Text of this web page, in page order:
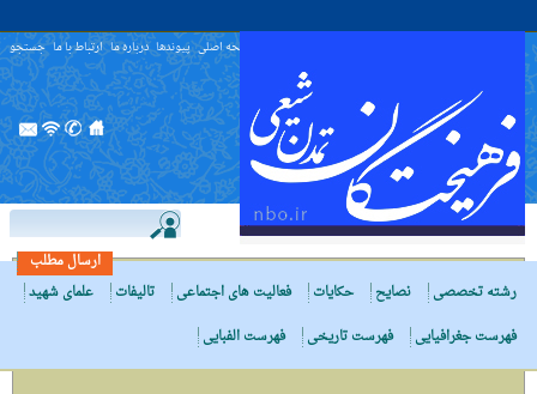
صفحه اصلی پیوندها درباره ما ارتباط با ما جستجو
ارسال مطلب
رشته تخصصی
نصایح حکایات فعالیت های اجتماعی تالیفات
علمای شهید
فهرست جغرافیایی
فهرست تاریخی فهرست الفبایی